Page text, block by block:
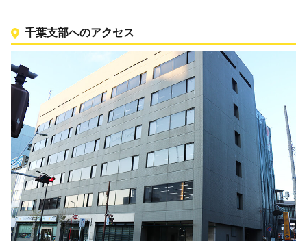
千葉支部へのアクセス